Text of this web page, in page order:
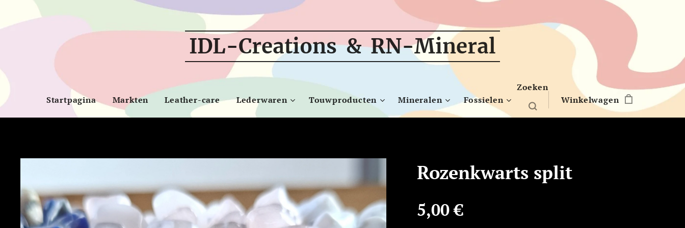
IDL-Creations & RN-Mineral
Startpagina Markten Leather-care Lederwaren Touwproducten Mineralen Fossielen
Zoeken
Winkelwagen
Rozenkwarts split
5,00€